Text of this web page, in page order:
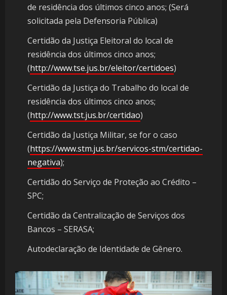
de residência dos últimos cinco anos; (Será
solicitada pela Defensoria Pública)
Certidão da Justiça Eleitoral do local de
residência dos últimos cinco anos;
(http://www.tse.jus.br/eleitor/certidoes)
Certidão da Justiça do Trabalho do local de
residência dos últimos cinco anos;
(http://www.tst.jus.br/certidao)
Certidão da Justiça Militar, se for o caso
(https://www.stm.jus.br/servicos-stm/certidao-
negativa);
Certidão do Serviço de Proteção ao Crédito –
SPC;
Certidão da Centralização de Serviços dos
Bancos – SERASA;
Autodeclaração de Identidade de Gênero.